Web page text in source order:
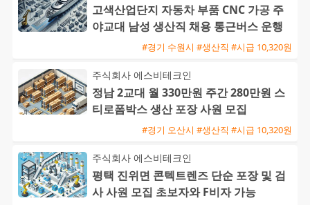
고색산업단지 자동차 부품 CNC 가공 주
야교대 남성 생산직 채용 통근버스 운행
#경기 수원시 #생산직 #시급 10,320원
주식회사 에스비테크인
정남 2교대 월 330만원 주간 280만원 스
티로폼박스 생산 포장 사원 모집
#경기 오산시 #생산직 #시급 10,320원
주식회사 에스비테크인
평택 진위면 콘텍트렌즈 단순 포장 및 검
사 사원 모집 초보자와 F비자 가능